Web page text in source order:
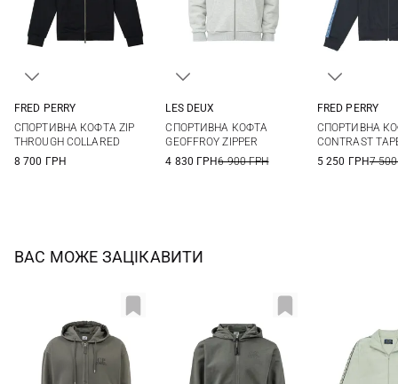
FRED PERRY
СПОРТИВНА КОФТА ZIP
THROUGH COLLARED
8 700 ГРН
LES DEUX
СПОРТИВНА КОФТА
GEOFFROY ZIPPER
4 830 ГРН6 900 ГРН
XXL
FRED PERRY
СПОРТИВНА
CONTRAST
5 250 ГРН7
ВАС МОЖЕ ЗАЦІКАВИТИ